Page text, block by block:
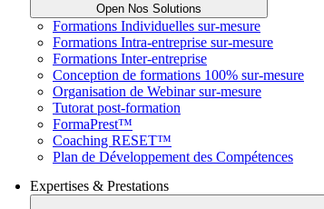
Open Nos Solutions
Formations Individuelles sur-mesure
Formations Intra-entreprise sur-mesure
Formations Inter-entreprise
Conception de formations 100% sur-mesure
Organisation de Webinar sur-mesure
Tutorat post-formation
FormaPrest™
Coaching RESET™
Plan de Développement des Compétences
Expertises & Prestations